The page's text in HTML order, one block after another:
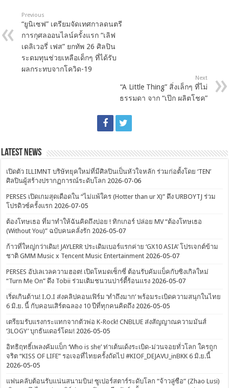
Previous
“ยูนิเซฟ” เตรียมจัดเทศกาลดนตรี
การกุศลออนไลน์ครั้งแรก “เลิฟ
เดลิเวอรี่ เฟส” ยกทัพ 26 ศิลปิน
ระดมทุนช่วยเหลือเด็กๆ ที่ได้รับ
ผลกระทบจากโควิด-19
Next
“A Little Thing” สิ่งเล็กๆ ที่ไม่
ธรรมดา จาก “เป๊ก ผลิตโชค”
Latest News
เปิดตัว ILLIMNT บริษัทยุคใหม่ที่มีศิลปินเป็นหัวใจหลัก ร่วมก่อตั้งโดย ‘TEN’
ศิลปินผู้สร้างปรากฏการณ์ระดับโลก 2026-07-06
PERSES เปิดเกมสุดเดือดใน “ไม่แพ้ใคร (Hotter than ur X)” ดึง URBOYTJ ร่วม
โปรดิวซ์ครั้งแรก 2026-07-05
ต้องโทษเธอ ที่มาทำให้ฉันคิดถึงบ่อย ! ทิกเกอร์ ปล่อย MV “ต้องโทษเธอ
(Without You)” ฉบับคนคลั่งรัก 2026-05-07
ก้าวที่ใหญ่กว่าเดิม! JAYLERR ประเดิมเบอร์แรกค่าย ‘GX10 ASIA’ โปรเจกต์ข้าม
ชาติ GMM Music x Tencent Music Entertainment 2026-05-07
PERSES อัปเลเวลความฮอต! เปิดโหมดเซ็กซี่ ต้อนรับคัมแบ็คกับซิงเกิลใหม่
“Turn Me On” ดึง Tobii ร่วมเติมชนวนปาร์ตี้ร้อนแรง 2026-05-07
เริ่ดเกินต้าน! I.O.I ส่งคลิปคอนเฟิร์ม ‘ทำถึงมาก’ พร้อมระเบิดความสนุกในไทย
6 มิ.ย. นี้ กับคอนเสิร์ตฉลอง 10 ปีที่ทุกคนคิดถึง 2026-05-05
เตรียมรับแรงกระแทกจากตัวพ่อ K-Rock! CNBLUE ส่งสัญญาณความมันส์
‘3LOGY’ บุกธันเดอร์โดม! 2026-05-05
อิทธิฤทธิ์เพลงคัมแบ็ก ‘Who is she’ ท่าเต้นเด้งระเบิด-ม่วนจอยทั่วโลก ใครถูก
จริต “KISS OF LIFE” รอเจอที่ไทยครั้งถัดไป #KIOF_DEJAVU_inBKK 6 มิ.ย.นี้
2026-05-05
แฟนคลับต้อนรับแน่นสนามบิน! ซูเปอร์สตาร์ระดับโลก “จ้าวลู่ซือ” (Zhao Lusi)